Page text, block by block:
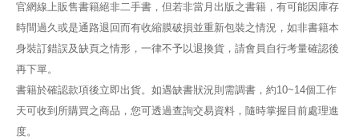
官網線上販售書籍絕非二手書，但若非當月出版之書籍，有可能因庫存
時間過久或是通路退回而有收縮膜破損並重新包裝之情況，如非書籍本
身裝訂錯誤及缺頁之情形，一律不予以退換貨，請會員自行考量確認後
再下單。
書籍於確認款項後立即出貨。如遇缺書狀況則需調書，約10~14個工作
天可收到所購買之商品，您可透過查詢交易資料，隨時掌握目前處理進
度。